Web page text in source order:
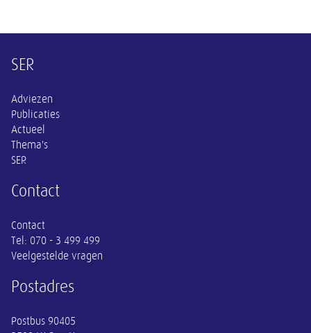
Overige informatie
SER
Adviezen
Publicaties
Actueel
Thema's
SER
Contact
Contact
Tel: 070 - 3 499 499
Veelgestelde vragen
Postadres
Postbus 90405